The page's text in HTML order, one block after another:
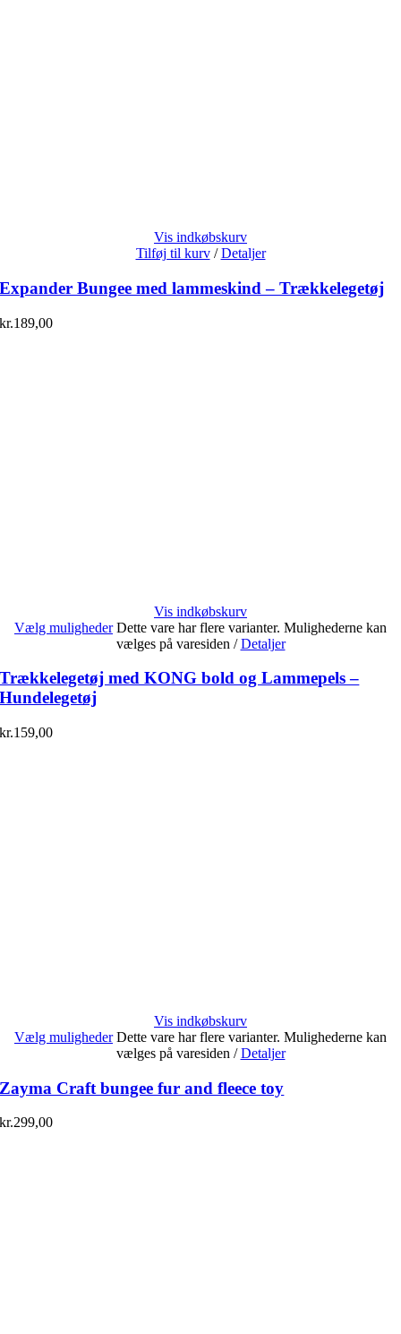
Vis indkøbskurv
Tilføj til kurv / Detaljer
Expander Bungee med lammeskind – Trækkelegetøj
kr.189,00
Vis indkøbskurv
Vælg muligheder Dette vare har flere varianter. Mulighederne kan
vælges på varesiden / Detaljer
Trækkelegetøj med KONG bold og Lammepels –
Hundelegetøj
kr.159,00
Vis indkøbskurv
Vælg muligheder Dette vare har flere varianter. Mulighederne kan
vælges på varesiden / Detaljer
Zayma Craft bungee fur and fleece toy
kr.299,00